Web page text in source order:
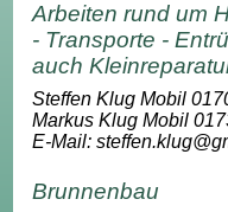
Arbeiten rund um
- Transporte -
auch
Steffen Klug Mobil
Markus Klug Mobil
E-Mail:
Brunnenbau